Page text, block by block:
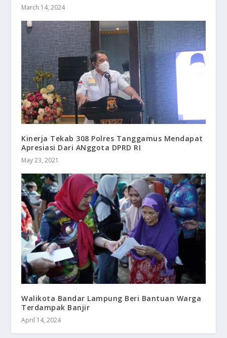
March 14, 2024
Kinerja Tekab 308 Polres Tanggamus Mendapat
Apresiasi Dari ANggota DPRD RI
May 23, 2021
Walikota Bandar Lampung Beri Bantuan Warga
Terdampak Banjir
April 14, 2024